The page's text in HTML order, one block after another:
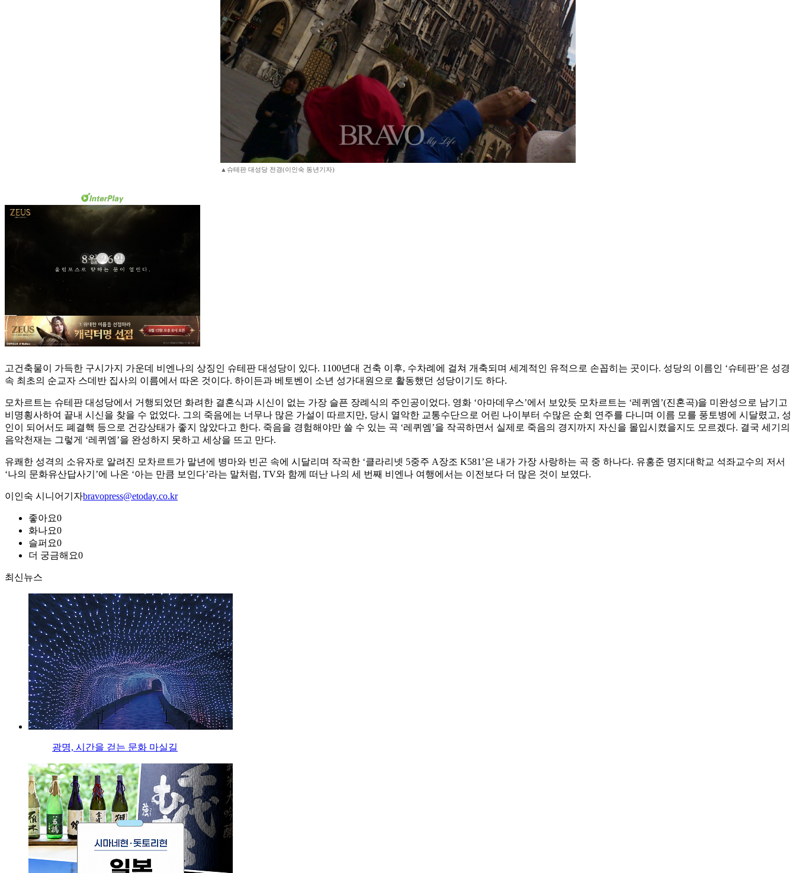
▲슈테판 대성당 전경(이인숙 동년기자)
고건축물이 가득한 구시가지 가운데 비엔나의 상징인 슈테판 대성당이 있다. 1100년대 건축 이후, 수차례에 걸쳐 개축되며 세계적인 유적으로 손꼽히는 곳이다. 성당의 이름인 ‘슈테판’은 성경
속 최초의 순교자 스데반 집사의 이름에서 따온 것이다. 하이든과 베토벤이 소년 성가대원으로 활동했던 성당이기도 하다.
모차르트는 슈테판 대성당에서 거행되었던 화려한 결혼식과 시신이 없는 가장 슬픈 장례식의 주인공이었다. 영화 ‘아마데우스’에서 보았듯 모차르트는 ‘레퀴엠’(진혼곡)을 미완성으로 남기고
비명횡사하여 끝내 시신을 찾을 수 없었다. 그의 죽음에는 너무나 많은 가설이 따르지만, 당시 열악한 교통수단으로 어린 나이부터 수많은 순회 연주를 다니며 이름 모를 풍토병에 시달렸고, 성
인이 되어서도 폐결핵 등으로 건강상태가 좋지 않았다고 한다. 죽음을 경험해야만 쓸 수 있는 곡 ‘레퀴엠’을 작곡하면서 실제로 죽음의 경지까지 자신을 몰입시켰을지도 모르겠다. 결국 세기의
음악천재는 그렇게 ‘레퀴엠’을 완성하지 못하고 세상을 뜨고 만다.
유쾌한 성격의 소유자로 알려진 모차르트가 말년에 병마와 빈곤 속에 시달리며 작곡한 ‘클라리넷 5중주 A장조 K581’은 내가 가장 사랑하는 곡 중 하나다. 유홍준 명지대학교 석좌교수의 저서
‘나의 문화유산답사기’에 나온 ‘아는 만큼 보인다’라는 말처럼, TV와 함께 떠난 나의 세 번째 비엔나 여행에서는 이전보다 더 많은 것이 보였다.
이인숙 시니어기자bravopress@etoday.co.kr
좋아요0
화나요0
슬퍼요0
더 궁금해요0
최신뉴스
광명, 시간을 걷는 문화 마실길